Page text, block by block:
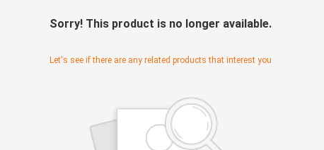
Sorry! This product is no longer available.
Let's see if there are any related products that interest you